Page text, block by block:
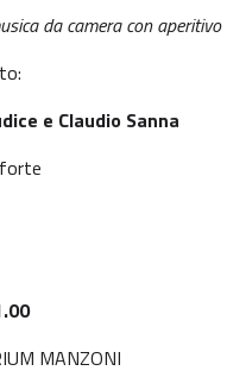
da camera con aperitivo
e Claudio Sanna
MANZONI